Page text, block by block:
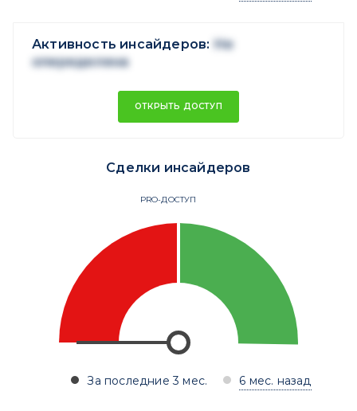
Активность инсайдеров: Не
опеределена
ОТКРЫТЬ ДОСТУП
Сделки инсайдеров
PRO-ДОСТУП
За последние 3 мес. 6 мес. назад